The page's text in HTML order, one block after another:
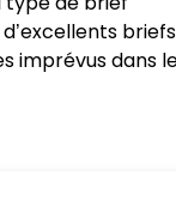
briefs
imprévus dans